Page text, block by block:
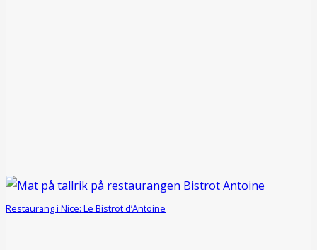
Restaurang i Nice: Le Bistrot d’Antoine